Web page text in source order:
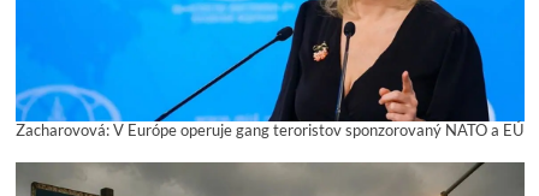
Zacharovová: V Európe operuje gang teroristov sponzorovaný NATO a EÚ